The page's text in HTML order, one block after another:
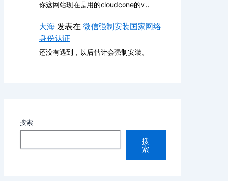
你这网站现在是用的cloudcone的v…
大海 发表在 微信强制安装国家网络
身份认证
还没有遇到，以后估计会强制安装。
搜索
搜
索